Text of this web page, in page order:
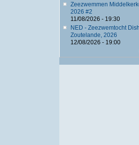
Zeezwemmen
2026 #2
11/08/2026 - 19:30
NED - Zeezwemtocht
Zoutelande, 2026
12/08/2026 - 19:00